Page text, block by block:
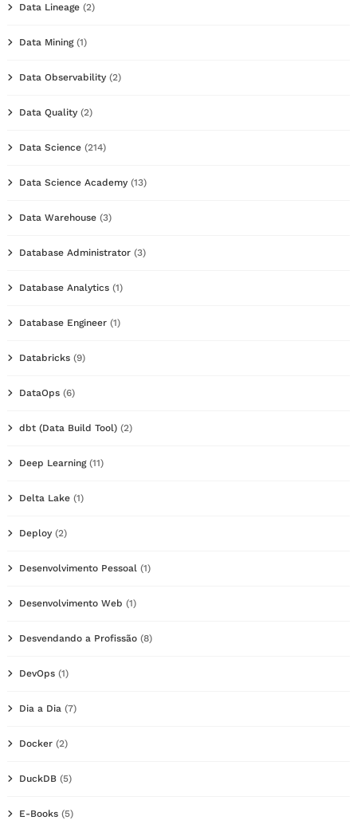
Data Lineage (2)
Data Mining(1)
Data Observability (2)
Data Quality (2)
Data Science (214)
Data Science Academy (13)
Data Warehouse (3)
Database Administrator (3)
Database Analytics (1)
Database Engineer (1)
Databricks (9)
DataOps (6)
dbt (Data Build Tool) (2)
Deep Learning(11)
Delta Lake (1)
Deploy (2)
Desenvolvimento Pessoal (1)
Desenvolvimento Web (1)
Desvendando a Profissão (8)
DevOps (1)
Dia a Dia (7)
Docker (2)
DuckDB (5)
E-Books (5)